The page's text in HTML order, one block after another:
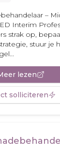
–
Interim
strak op,
stuur je
lezen
solliciteren